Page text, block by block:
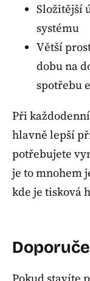
Složitější
systému
Větší
dobu na
spotřebu
Při
hlavně lepší
potřebujete
je to mnohem
kde je tisková
Pokud stavíte